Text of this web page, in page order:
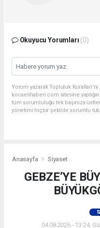
Okuyucu Yorumları (0)
Yorum yazarak Topluluk
kocaelihaberi.com sitesine
tüm sorumluluğu tek başınıza
yönetimi hiçbir şekilde sorumlu
Anasayfa Siyaset
GEBZE’YE
04.08.2026 - 13:24,